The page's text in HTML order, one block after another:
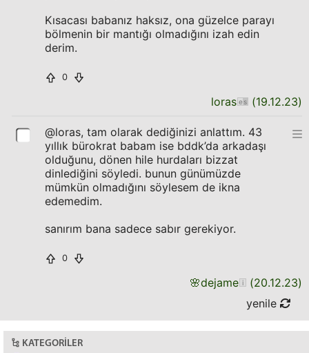
Kısacası babanız haksız, ona güzelce parayı
bölmenin bir mantığı olmadığını izah edin
derim.
0
loras (19.12.23)
@loras, tam olarak dediğinizi anlattım. 43
yıllık bürokrat babam ise bddk’da arkadaşı
olduğunu, dönen hile hurdaları bizzat
dinlediğini söyledi. bunun günümüzde
mümkün olmadığını söylesem de ikna
edemedim.
sanırım bana sadece sabır gerekiyor.
0
🌸dejame (20.12.23)
yenile
KATEGORILER